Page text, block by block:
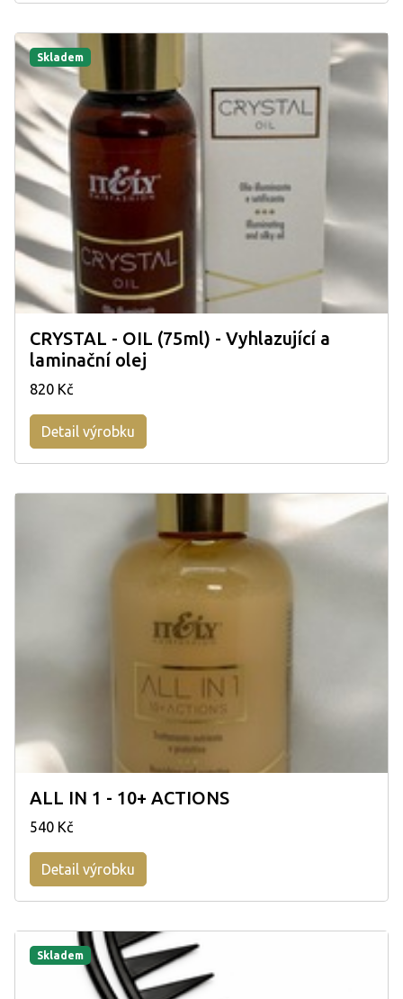
Skladem
CRYSTAL - OIL (75ml) - Vyhlazující a
laminační olej
820 Kč
Detail výrobku
ALL IN 1 - 10+ ACTIONS
540 Kč
Detail výrobku
Skladem